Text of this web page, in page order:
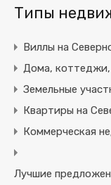
Типы
Виллы на
Дома, коттеджи,
Земельные
Квартиры на
Коммерческая
Лучшие